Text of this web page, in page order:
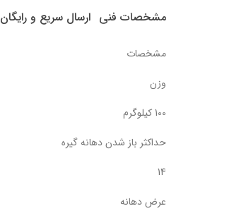
مشخصات فنی ارسال سریع و رایگان
مشخصات
وزن
100 کیلوگرم
حداکثر باز شدن دهانه گیره
14
عرض دهانه